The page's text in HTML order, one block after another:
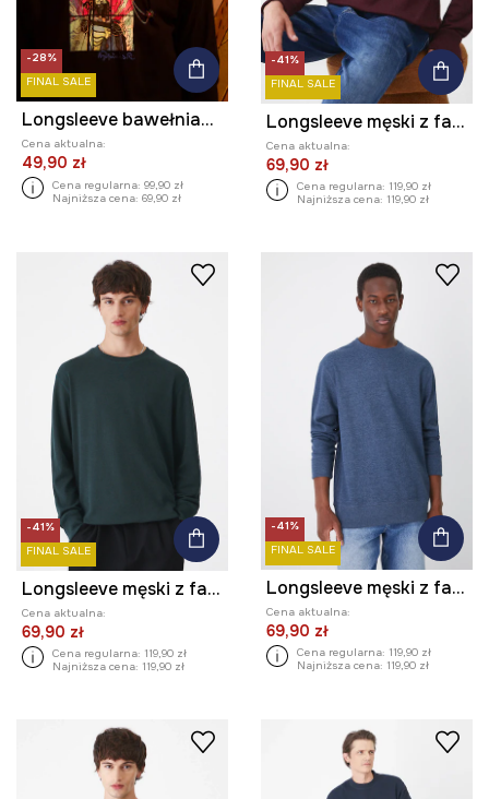
-28%
FINAL SALE
Longsleeve bawełniany męski z kolekcji Eviva L'arte kolor czarny
Cena aktualna:
49,90 zł
Cena regularna: 99,90 zł
Najniższa cena: 69,90 zł
-41%
FINAL SALE
Longsleeve męski z fakturą kolor bordowy
Cena aktualna:
69,90 zł
Cena regularna: 119,90 zł
Najniższa cena: 119,90 zł
-41%
FINAL SALE
Longsleeve męski z fakturą kolor zielony
Cena aktualna:
69,90 zł
Cena regularna: 119,90 zł
Najniższa cena: 119,90 zł
-41%
FINAL SALE
Longsleeve męski z fakturą kolor niebieski
Cena aktualna:
69,90 zł
Cena regularna: 119,90 zł
Najniższa cena: 119,90 zł